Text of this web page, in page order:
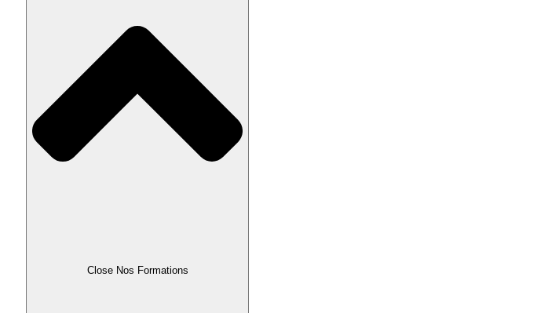
Close Nos Formations